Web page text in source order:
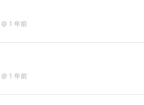
@ 1 年前
@ 1 年前